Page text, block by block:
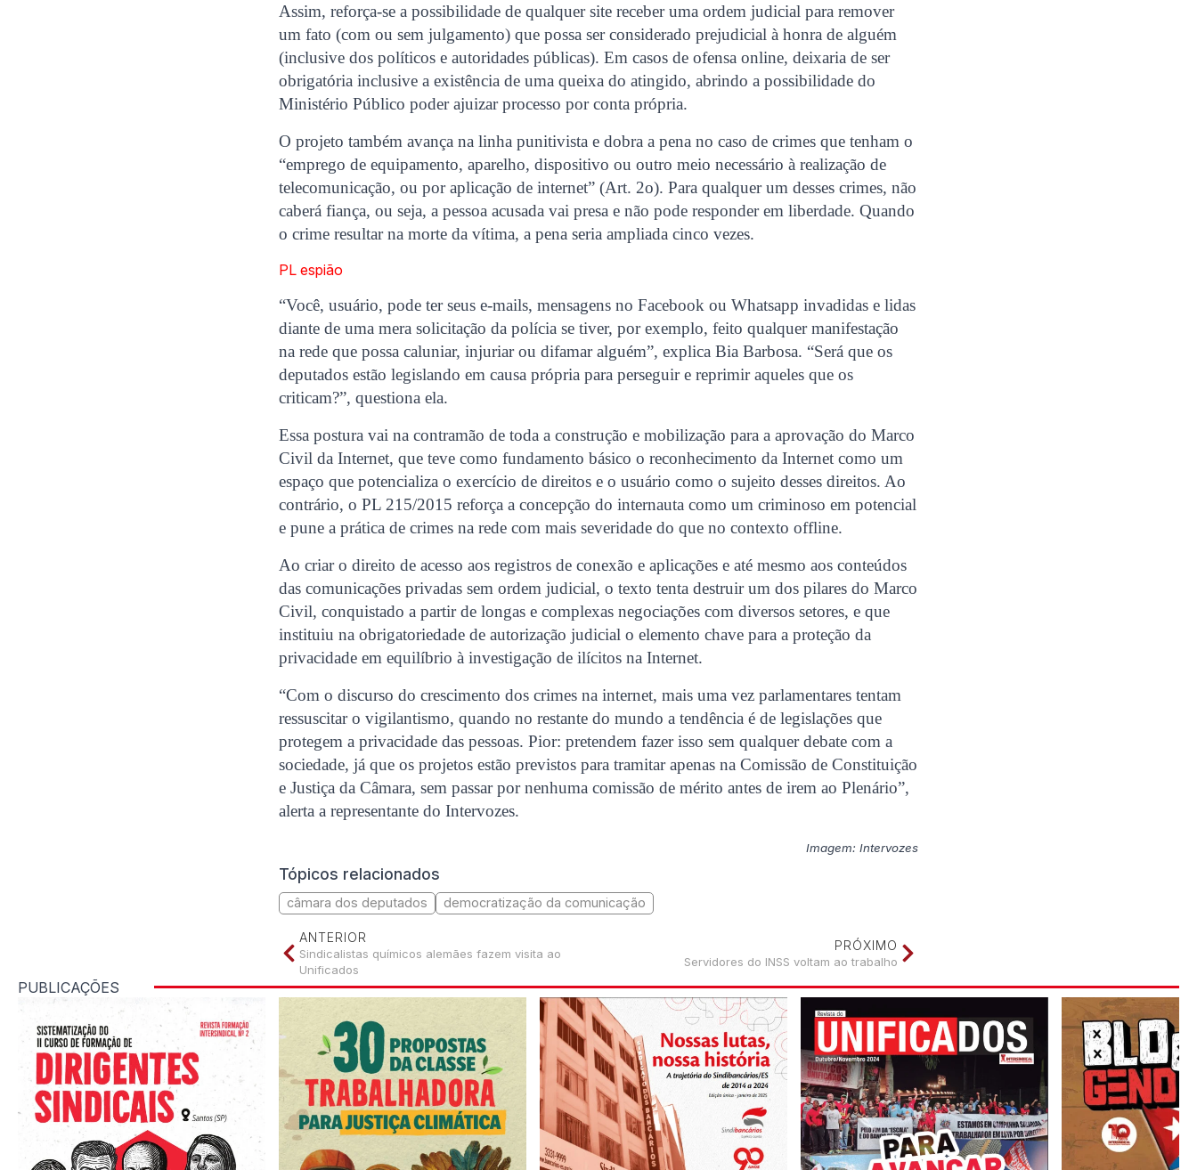
Assim, reforça-se a possibilidade de qualquer site receber uma ordem judicial para remover
um fato (com ou sem julgamento) que possa ser considerado prejudicial à honra de alguém
(inclusive dos políticos e autoridades públicas). Em casos de ofensa online, deixaria de ser
obrigatória inclusive a existência de uma queixa do atingido, abrindo a possibilidade do
Ministério Público poder ajuizar processo por conta própria.
O projeto também avança na linha punitivista e dobra a pena no caso de crimes que tenham o
“emprego de equipamento, aparelho, dispositivo ou outro meio necessário à realização de
telecomunicação, ou por aplicação de internet” (Art. 2o). Para qualquer um desses crimes, não
caberá fiança, ou seja, a pessoa acusada vai presa e não pode responder em liberdade. Quando
o crime resultar na morte da vítima, a pena seria ampliada cinco vezes.
PL espião
“Você, usuário, pode ter seus e-mails, mensagens no Facebook ou Whatsapp invadidas e lidas
diante de uma mera solicitação da polícia se tiver, por exemplo, feito qualquer manifestação
na rede que possa caluniar, injuriar ou difamar alguém”, explica Bia Barbosa. “Será que os
deputados estão legislando em causa própria para perseguir e reprimir aqueles que os
criticam?”, questiona ela.
Essa postura vai na contramão de toda a construção e mobilização para a aprovação do Marco
Civil da Internet, que teve como fundamento básico o reconhecimento da Internet como um
espaço que potencializa o exercício de direitos e o usuário como o sujeito desses direitos. Ao
contrário, o PL 215/2015 reforça a concepção do internauta como um criminoso em potencial
e pune a prática de crimes na rede com mais severidade do que no contexto offline.
Ao criar o direito de acesso aos registros de conexão e aplicações e até mesmo aos conteúdos
das comunicações privadas sem ordem judicial, o texto tenta destruir um dos pilares do Marco
Civil, conquistado a partir de longas e complexas negociações com diversos setores, e que
instituiu na obrigatoriedade de autorização judicial o elemento chave para a proteção da
privacidade em equilíbrio à investigação de ilícitos na Internet.
“Com o discurso do crescimento dos crimes na internet, mais uma vez parlamentares tentam
ressuscitar o vigilantismo, quando no restante do mundo a tendência é de legislações que
protegem a privacidade das pessoas. Pior: pretendem fazer isso sem qualquer debate com a
sociedade, já que os projetos estão previstos para tramitar apenas na Comissão de Constituição
e Justiça da Câmara, sem passar por nenhuma comissão de mérito antes de irem ao Plenário”,
alerta a representante do Intervozes.
Imagem: Intervozes
Tópicos relacionados
câmara dos deputados democratização da comunicação
PRÓXIMO
Servidores do INSS voltam ao trabalho
ANTERIOR
Sindicalistas químicos alemães fazem visita ao
Unificados
PUBLICAÇÕES